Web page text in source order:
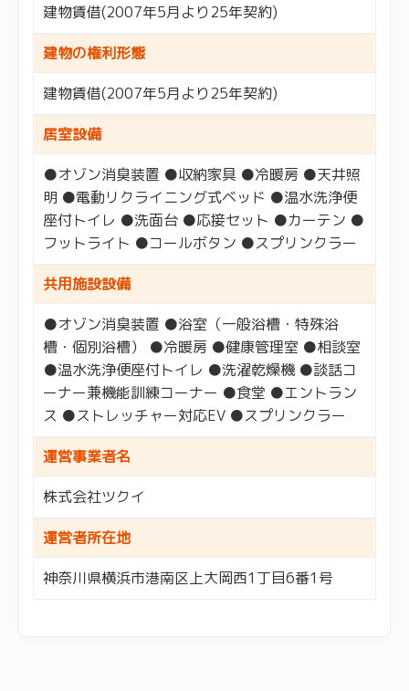
建物賃借(2007年5月より25年契約)
建物の権利形態
建物賃借(2007年5月より25年契約)
居室設備
●オゾン消臭装置 ●収納家具 ●冷暖房 ●天井照
明 ●電動リクライニング式ベッド ●温水洗浄便
座付トイレ ●洗面台 ●応接セット ●カーテン ●
フットライト ●コールボタン ●スプリンクラー
共用施設設備
●オゾン消臭装置 ●浴室（一般浴槽・特殊浴
槽・個別浴槽） ●冷暖房 ●健康管理室 ●相談室
●温水洗浄便座付トイレ ●洗濯乾燥機 ●談話コ
ーナー兼機能訓練コーナー ●食堂 ●エントラン
ス ●ストレッチャー対応EV ●スプリンクラー
運営事業者名
株式会社ツクイ
運営者所在地
神奈川県横浜市港南区上大岡西1丁目6番1号